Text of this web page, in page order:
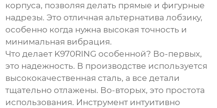
корпуса, позволяя делать прямые и фигурные
надрезы. Это отличная альтернатива лобзику,
особенно когда нужна высокая точность и
минимальная вибрация.
Что делает K970RING особенной? Во-первых,
это надежность. В производстве используется
высококачественная сталь, а все детали
тщательно отлажены. Во-вторых, это простота
использования. Инструмент интуитивно